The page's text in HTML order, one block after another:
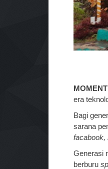
era
Bagi
sarana
facabook,
Generasi
berburu